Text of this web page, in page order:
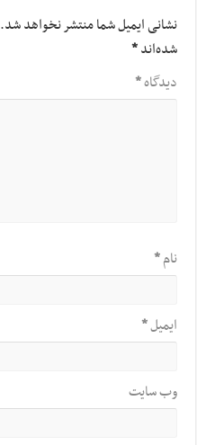
نشانی ایمیل شما منتشر نخواهد شد.
شده‌اند*
دیدگاه*
نام*
ایمیل*
وب‌ سایت